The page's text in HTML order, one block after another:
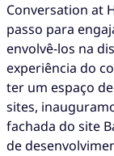
Conversation at
passo para
envolvê-los na
experiência do
ter um espaço
sites,
fachada do site
de